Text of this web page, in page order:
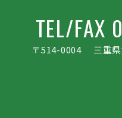
TEL/FAX
〒514-0004 三重